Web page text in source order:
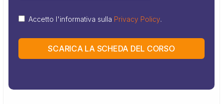
Accetto l'informativa sulla Privacy Policy.
SCARICA LA SCHEDA DEL CORSO